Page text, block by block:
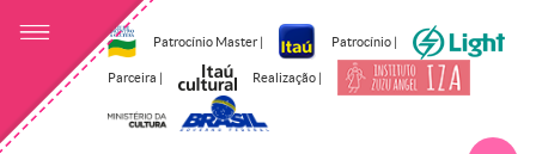
Patrocínio Master | Patrocínio |
Parceira | Realização |